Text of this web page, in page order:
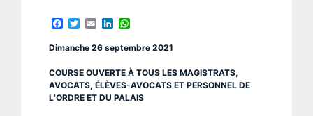
Facebook
TwitterEmailLinkedIn
Dimanche 26 septembre 2021
COURSE OUVERTE À TOUS LES MAGISTRATS,
AVOCATS, ÉLÈVES-AVOCATS ET PERSONNEL DE
L’ORDRE ET DU PALAIS